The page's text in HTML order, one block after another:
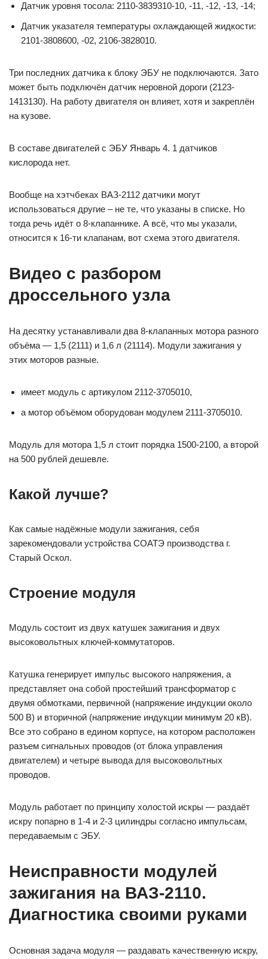
Датчик уровня тосола: 2110-3839310-10, -11, -12, -13, -14;
Датчик указателя температуры охлаждающей жидкости:
2101-3808600, -02, 2106-3828010.
Три последних датчика к блоку ЭБУ не подключаются. Зато
может быть подключён датчик неровной дороги (2123-
1413130). На работу двигателя он влияет, хотя и закреплён
на кузове.
В составе двигателей с ЭБУ Январь 4. 1 датчиков
кислорода нет.
Вообще на хэтчбеках ВАЗ-2112 датчики могут
использоваться другие – не те, что указаны в списке. Но
тогда речь идёт о 8-клапаннике. А всё, что мы указали,
относится к 16-ти клапанам, вот схема этого двигателя.
Видео с разбором
дроссельного узла
На десятку устанавливали два 8-клапанных мотора разного
объёма — 1,5 (2111) и 1,6 л (21114). Модули зажигания у
этих моторов разные.
имеет модуль с артикулом 2112-3705010,
а мотор объёмом оборудован модулем 2111-3705010.
Модуль для мотора 1,5 л стоит порядка 1500-2100, а второй
на 500 рублей дешевле.
Какой лучше?
Как самые надёжные модули зажигания, себя
зарекомендовали устройства СОАТЭ производства г.
Старый Оскол.
Строение модуля
Модуль состоит из двух катушек зажигания и двух
высоковольтных ключей-коммутаторов.
Катушка генерирует импульс высокого напряжения, а
представляет она собой простейший трансформатор с
двумя обмотками, первичной (напряжение индукции около
500 В) и вторичной (напряжение индукции минимум 20 кВ).
Все это собрано в едином корпусе, на котором расположен
разъем сигнальных проводов (от блока управления
двигателем) и четыре вывода для высоковольтных
проводов.
Модуль работает по принципу холостой искры — раздаёт
искру попарно в 1-4 и 2-3 цилиндры согласно импульсам,
передаваемым с ЭБУ.
Неисправности модулей
зажигания на ВАЗ-2110.
Диагностика своими руками
Основная задача модуля — раздавать качественную искру,